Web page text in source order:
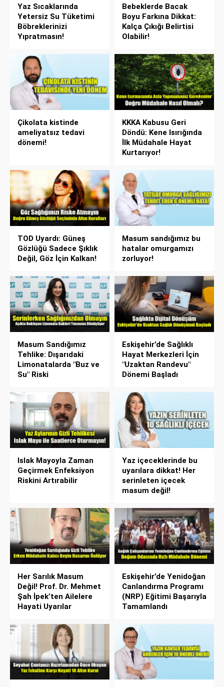
Yaz Sıcaklarında
Yetersiz Su Tüketimi
Böbreklerinizi
Yıpratmasın!
Bebeklerde Bacak
Boyu Farkına Dikkat:
Kalça Çıkığı Belirtisi
Olabilir!
Çikolata kistinde
ameliyatsız tedavi
dönemi!
KKKA Kabusu Geri
Döndü: Kene Isırığında
İlk Müdahale Hayat
Kurtarıyor!
TOD Uyardı: Güneş
Gözlüğü Sadece Şıklık
Değil, Göz İçin Kalkan!
Masum sandığımız bu
hatalar omurgamızı
zorluyor!
Masum Sandığımız
Tehlike: Dışarıdaki
Limonatalarda "Buz ve
Su" Riski
Eskişehir’de Sağlıklı
Hayat Merkezleri İçin
"Uzaktan Randevu"
Dönemi Başladı
Islak Mayoyla Zaman
Geçirmek Enfeksiyon
Riskini Artırabilir
Yaz içeceklerinde bu
uyarılara dikkat! Her
serinleten içecek
masum değil!
Her Sarılık Masum
Değil! Prof. Dr. Mehmet
Şah İpek’ten Ailelere
Hayati Uyarılar
Eskişehir’de Yenidoğan
Canlandırma Programı
(NRP) Eğitimi Başarıyla
Tamamlandı